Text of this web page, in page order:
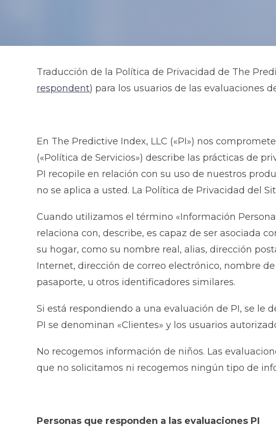
Traducción de la Política de Privacidad de The
respondent) para los usuarios de las evaluaciones
En The Predictive Index, LLC («PI») nos
(«Política de Servicios») describe las prácticas de
PI recopile en relación con su uso de nuestros
no se aplica a usted. La Política de Privacidad del
Cuando utilizamos el término «Información
relaciona con, describe, es capaz de ser asociada
su hogar, como su nombre real, alias, dirección
Internet, dirección de correo electrónico, nombre
pasaporte, u otros identificadores similares.
Si está respondiendo a una evaluación de PI, se le
PI se denominan «Clientes» y los usuarios
No recogemos información de niños. Las
que no solicitamos ni recogemos ningún tipo de
Personas que responden a las evaluaciones PI